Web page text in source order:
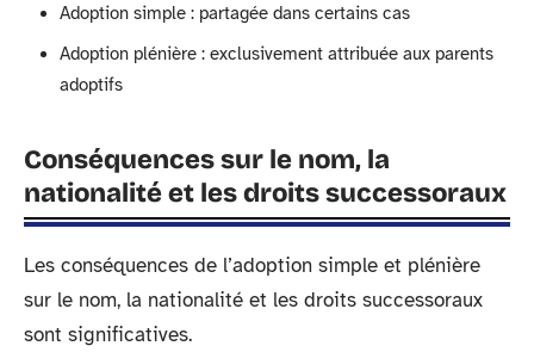
Adoption simple : partagée dans certains cas
Adoption plénière : exclusivement attribuée aux parents
adoptifs
Conséquences sur le nom, la
nationalité et les droits successoraux
Les conséquences de l’adoption simple et plénière
sur le nom, la nationalité et les droits successoraux
sont significatives.